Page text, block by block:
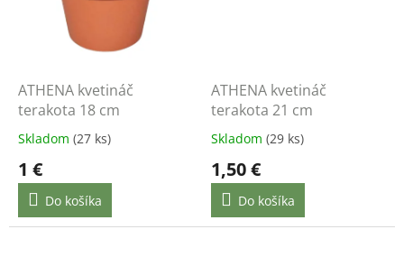
ATHENA kvetináč
terakota 18 cm
Skladom (27 ks)
1 €
Do košíka
ATHENA kvetináč
terakota 21 cm
Skladom (29 ks)
1,50 €
Do košíka